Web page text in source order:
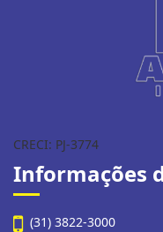
CRECI: PJ-3774
Informações
(31) 3822-3000